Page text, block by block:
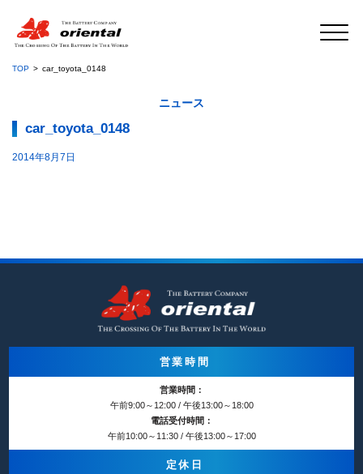
TOP car_toyota_0148
ニュース
car_toyota_0148
2014年8月7日
営業時間
営業時間：
午前9:00～12:00 / 午後13:00～18:00
電話受付時間：
午前10:00～11:30 / 午後13:00～17:00
定休日